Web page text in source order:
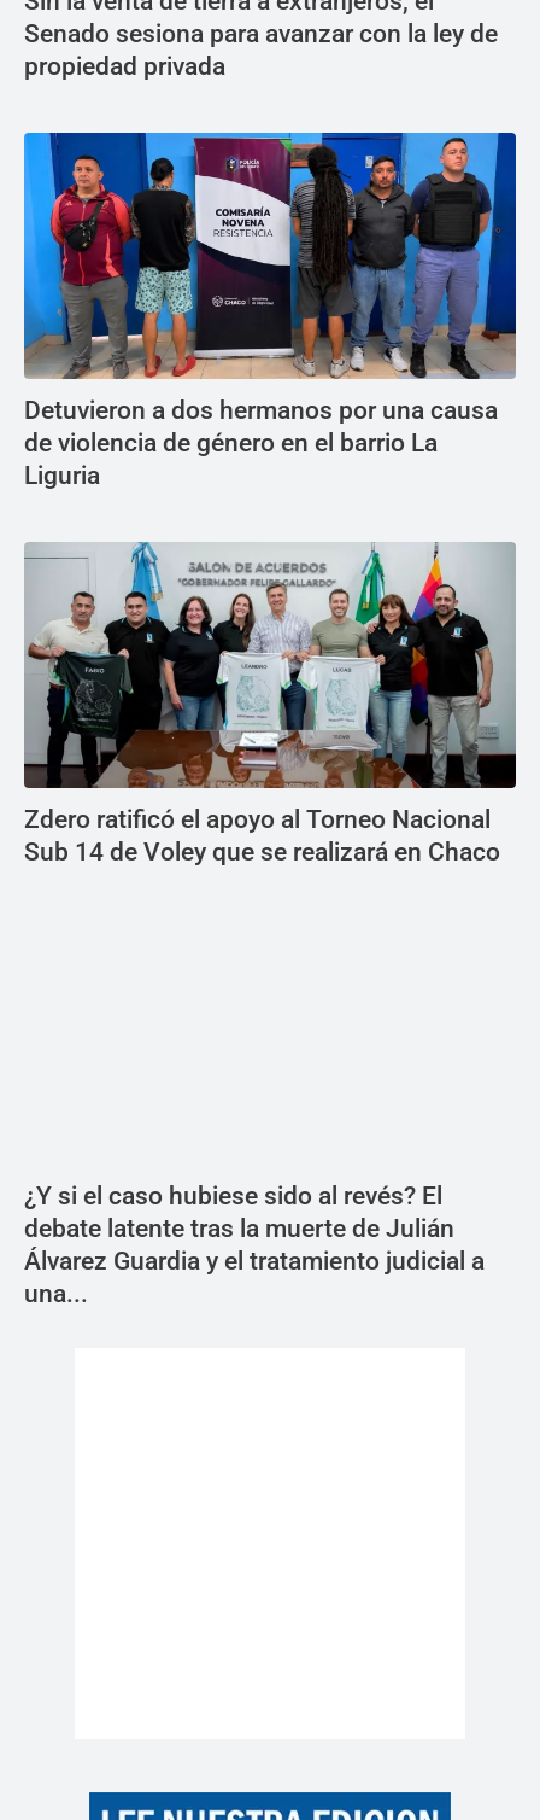
Senado sesiona para avanzar con la ley de
propiedad privada
Detuvieron a dos hermanos por una causa
de violencia de género en el barrio La
Liguria
Zdero ratificó el apoyo al Torneo Nacional
Sub 14 de Voley que se realizará en Chaco
¿Y si el caso hubiese sido al revés? El
debate latente tras la muerte de Julián
Álvarez Guardia y el tratamiento judicial a
una...